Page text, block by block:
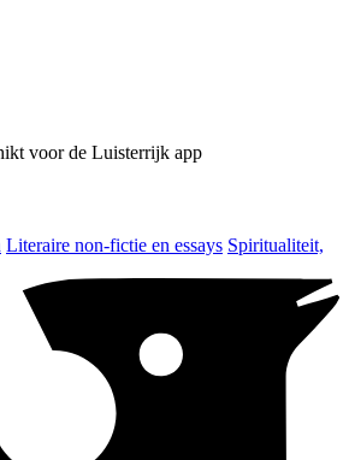
voor de Luisterrijk app
Literaire non-fictie en essays Spiritualiteit,